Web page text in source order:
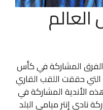
الفرق المشاركة في كأس
هي اللأندية التي حققت اللقب القاري
لتضمن هذه الأندية المشاركة في
2025، ومشاركة نادي إنتر ميامي البلد